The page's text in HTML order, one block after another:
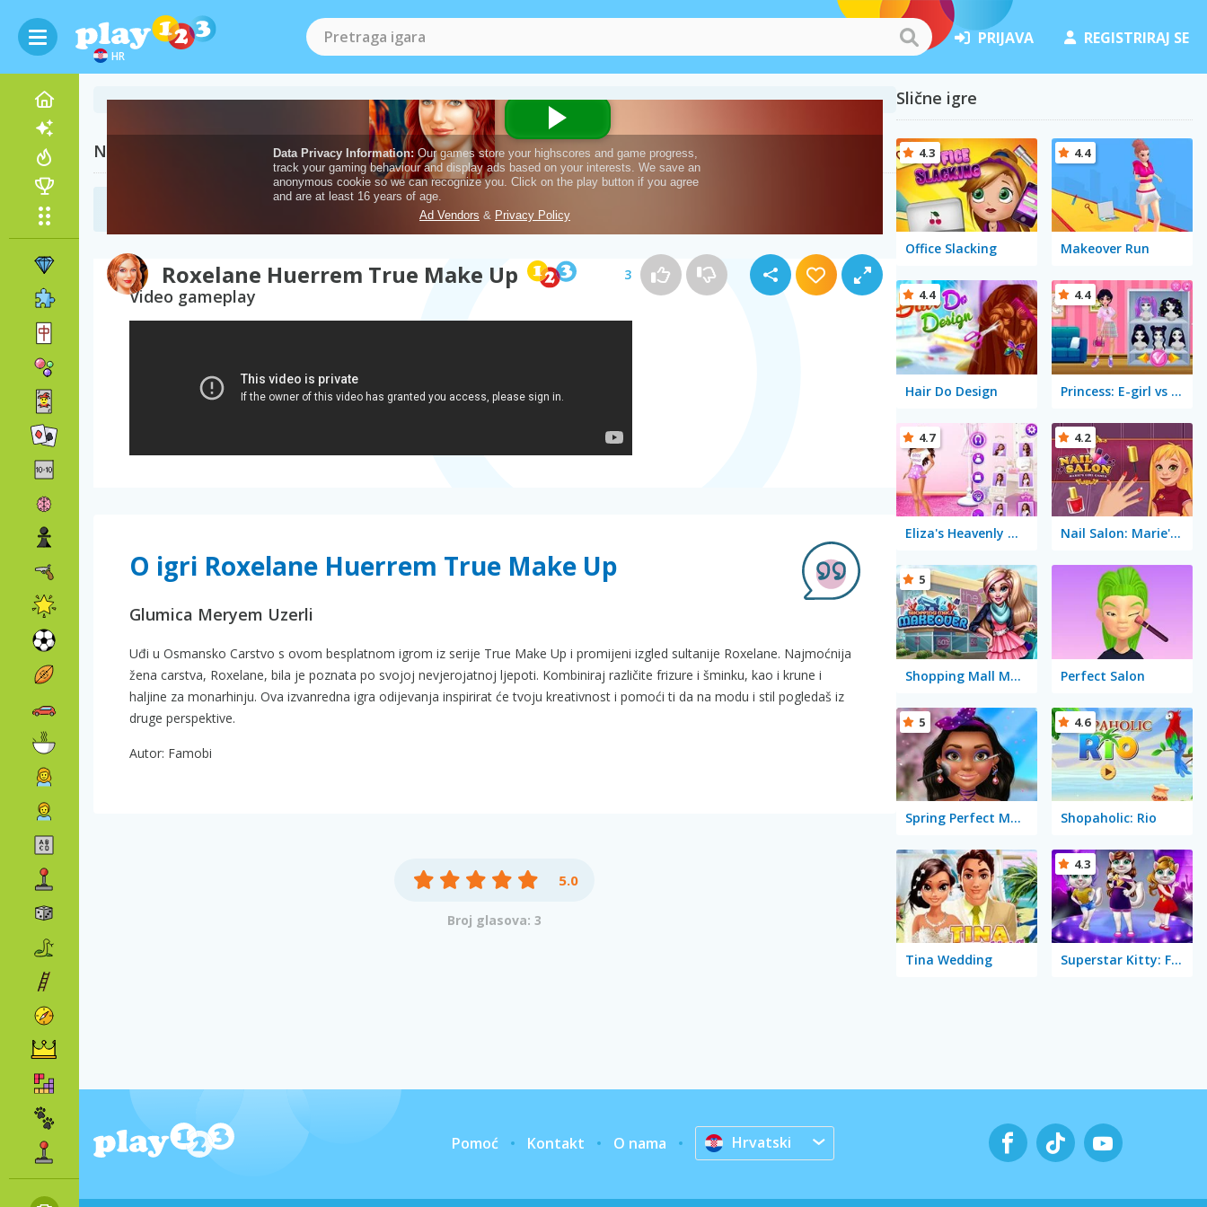
HR
PRIJAVA REGISTRIRAJ SE
Roxelane Huerrem True Make Up 3
Naše preporuke
Video gameplay
O igri Roxelane Huerrem True Make Up
Glumica Meryem Uzerli
Uđi u Osmansko Carstvo s ovom besplatnom igrom iz serije True Make Up i promijeni izgled sultanije Roxelane. Najmoćnija
žena carstva, Roxelane, bila je poznata po svojoj nevjerojatnoj ljepoti. Kombiniraj različite frizure i šminku, kao i krune i
haljine za monarhinju. Ova izvanredna igra odijevanja inspirirat će tvoju kreativnost i pomoći ti da na modu i stil pogledaš iz
druge perspektive.
Autor: Famobi
5.0
Broj glasova: 3
Slične igre
Office Slacking
4.3
Makeover Run
4.4
Hair Do Design
4.4
Princess: E-girl vs Softgirl
4.4
Eliza's Heavenly Wedding
4.7
Nail Salon: Marie's Girl Games
4.2
Shopping Mall Makeover
5
Perfect Salon
Spring Perfect Make-up
5
Shopaholic: Rio
4.6
Tina Wedding Superstar Kitty: Fashion Award
4.3
Pomoć Kontakt O nama Hrvatski